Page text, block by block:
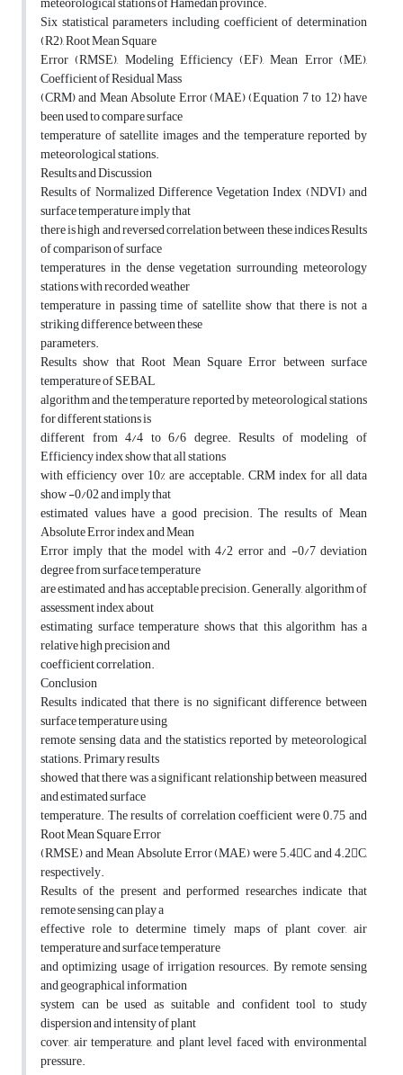
Six statistical parameters including coefficient of determination
(R2), Root Mean Square
Error (RMSE), Modeling Efficiency (EF), Mean Error (ME),
Coefficient of Residual Mass
(CRM) and Mean Absolute Error (MAE) (Equation 7 to 12) have
been used to compare surface
temperature of satellite images and the temperature reported by
meteorological stations.
Results and Discussion
Results of Normalized Difference Vegetation Index (NDVI) and
surface temperature imply that
there is high and reversed correlation between these indices Results
of comparison of surface
temperatures in the dense vegetation surrounding meteorology
stations with recorded weather
temperature in passing time of satellite show that there is not a
striking difference between these
parameters.
Results show that Root Mean Square Error between surface
temperature of SEBAL
algorithm and the temperature reported by meteorological stations
for different stations is
different from 4/4 to 6/6 degree. Results of modeling of
Efficiency index show that all stations
with efficiency over 10% are acceptable. CRM index for all data
show -0/02 and imply that
estimated values have a good precision. The results of Mean
Absolute Error index and Mean
Error imply that the model with 4/2 error and -0/7 deviation
degree from surface temperature
are estimated and has acceptable precision. Generally, algorithm of
assessment index about
estimating surface temperature shows that this algorithm has a
relative high precision and
coefficient correlation.
Conclusion
Results indicated that there is no significant difference between
surface temperature using
remote sensing data and the statistics reported by meteorological
stations. Primary results
showed that there was a significant relationship between measured
and estimated surface
temperature. The results of correlation coefficient were 0.75 and
Root Mean Square Error
(RMSE) and Mean Absolute Error (MAE) were 5.4􀅼C and 4.2􀅼C,
respectively.
Results of the present and performed researches indicate that
remote sensing can play a
effective role to determine timely maps of plant cover, air
temperature and surface temperature
and optimizing usage of irrigation resources. By remote sensing
and geographical information
system can be used as suitable and confident tool to study
dispersion and intensity of plant
cover, air temperature, and plant level faced with environmental
pressure.